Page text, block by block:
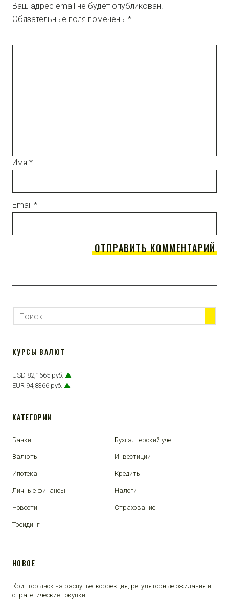
Ваш адрес email не будет опубликован.
Обязательные поля помечены *
Имя *
Email *
КУРСЫ ВАЛЮТ
USD 82,1665 руб. ▲
EUR 94,8366 руб. ▲
КАТЕГОРИИ
Банки Бухгалтерский учет
Валюты Инвестиции
Ипотека Кредиты
Личные финансы Налоги
Новости Страхование
Трейдинг
НОВОЕ
Крипторынок на распутье: коррекция, регуляторные ожидания и
стратегические покупки